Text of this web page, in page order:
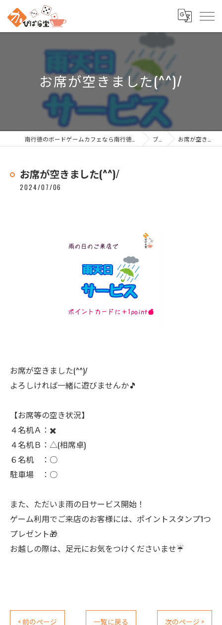
お席が空きました(^^)/
ブログ お席が空きました(^^)/
お席が空きました(^^)/
2024/07/06
お席が空きました(^^)/
よろしければ一緒に遊びませんか🎵
【お席等の空き状況】
４名机Ａ：✖️
４名机Ｂ：△(相席卓)
６名机 ：○
駐車場 ：○
また、ただいま雨の日サービス開始！
ゲーム利用でご来店のお客様には、ポイントスタンプ1つ
プレゼント🎁
お越しの際は、足元にお気をつけくださいませ☔️
< 前のページ 一覧に戻る 次のページ >